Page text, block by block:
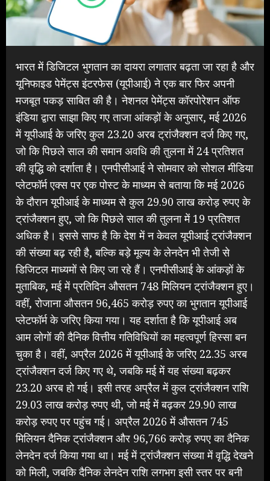
भारत में डिजिटल भुगतान का दायरा लगातार बढ़ता जा रहा है और
यूनिफाइड पेमेंट्स इंटरफेस (यूपीआई) ने एक बार फिर अपनी
मजबूत पकड़ साबित की है। नेशनल पेमेंट्स कॉरपोरेशन ऑफ
इंडिया द्वारा साझा किए गए ताजा आंकड़ों के अनुसार, मई 2026
में यूपीआई के जरिए कुल 23.20 अरब ट्रांजैक्शन दर्ज किए गए,
जो कि पिछले साल की समान अवधि की तुलना में 24 प्रतिशत
की वृद्धि को दर्शाता है। एनपीसीआई ने सोमवार को सोशल मीडिया
प्लेटफॉर्म एक्स पर एक पोस्ट के माध्यम से बताया कि मई 2026
के दौरान यूपीआई के माध्यम से कुल 29.90 लाख करोड़ रुपए के
ट्रांजैक्शन हुए, जो कि पिछले साल की तुलना में 19 प्रतिशत
अधिक है। इससे साफ है कि देश में न केवल यूपीआई ट्रांजैक्शन
की संख्या बढ़ रही है, बल्कि बड़े मूल्य के लेनदेन भी तेजी से
डिजिटल माध्यमों से किए जा रहे हैं। एनपीसीआई के आंकड़ों के
मुताबिक, मई में प्रतिदिन औसतन 748 मिलियन ट्रांजैक्शन हुए।
वहीं, रोजाना औसतन 96,465 करोड़ रुपए का भुगतान यूपीआई
प्लेटफॉर्म के जरिए किया गया। यह दर्शाता है कि यूपीआई अब
आम लोगों की दैनिक वित्तीय गतिविधियों का महत्वपूर्ण हिस्सा बन
चुका है। वहीं, अप्रैल 2026 में यूपीआई के जरिए 22.35 अरब
ट्रांजैक्शन दर्ज किए गए थे, जबकि मई में यह संख्या बढ़कर
23.20 अरब हो गई। इसी तरह अप्रैल में कुल ट्रांजैक्शन राशि
29.03 लाख करोड़ रुपए थी, जो मई में बढ़कर 29.90 लाख
करोड़ रुपए पर पहुंच गई। अप्रैल 2026 में औसतन 745
मिलियन दैनिक ट्रांजैक्शन और 96,766 करोड़ रुपए का दैनिक
लेनदेन दर्ज किया गया था। मई में ट्रांजैक्शन संख्या में वृद्धि देखने
को मिली, जबकि दैनिक लेनदेन राशि लगभग इसी स्तर पर बनी